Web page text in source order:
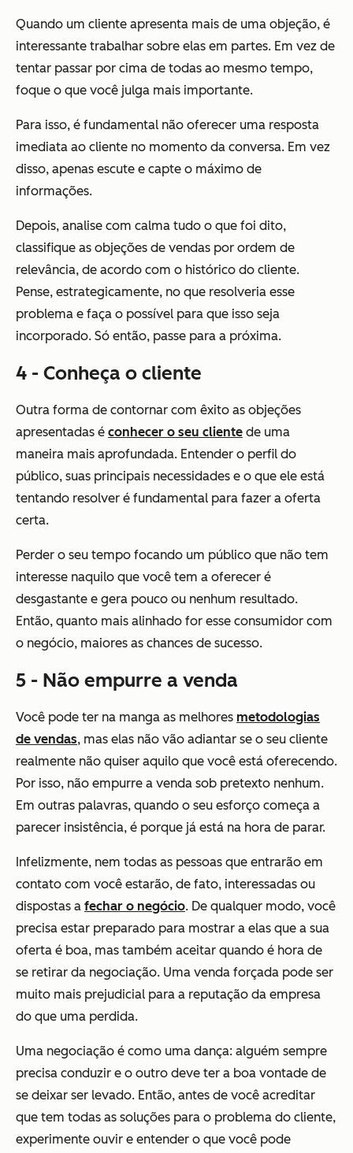
Quando um cliente apresenta mais de uma objeção, é
interessante trabalhar sobre elas em partes. Em vez de
tentar passar por cima de todas ao mesmo tempo,
foque o que você julga mais importante.
Para isso, é fundamental não oferecer uma resposta
imediata ao cliente no momento da conversa. Em vez
disso, apenas escute e capte o máximo de
informações.
Depois, analise com calma tudo o que foi dito,
classifique as objeções de vendas por ordem de
relevância, de acordo com o histórico do cliente.
Pense, estrategicamente, no que resolveria esse
problema e faça o possível para que isso seja
incorporado. Só então, passe para a próxima.
4 - Conheça o cliente
Outra forma de contornar com êxito as objeções
apresentadas é conhecer o seu cliente de uma
maneira mais aprofundada. Entender o perfil do
público, suas principais necessidades e o que ele está
tentando resolver é fundamental para fazer a oferta
certa.
Perder o seu tempo focando um público que não tem
interesse naquilo que você tem a oferecer é
desgastante e gera pouco ou nenhum resultado.
Então, quanto mais alinhado for esse consumidor com
o negócio, maiores as chances de sucesso.
5 - Não empurre a venda
Você pode ter na manga as melhores metodologias
de vendas, mas elas não vão adiantar se o seu cliente
realmente não quiser aquilo que você está oferecendo.
Por isso, não empurre a venda sob pretexto nenhum.
Em outras palavras, quando o seu esforço começa a
parecer insistência, é porque já está na hora de parar.
Infelizmente, nem todas as pessoas que entrarão em
contato com você estarão, de fato, interessadas ou
dispostas a fechar o negócio. De qualquer modo, você
precisa estar preparado para mostrar a elas que a sua
oferta é boa, mas também aceitar quando é hora de
se retirar da negociação. Uma venda forçada pode ser
muito mais prejudicial para a reputação da empresa
do que uma perdida.
Uma negociação é como uma dança: alguém sempre
precisa conduzir e o outro deve ter a boa vontade de
se deixar ser levado. Então, antes de você acreditar
que tem todas as soluções para o problema do cliente,
experimente ouvir e entender o que você pode